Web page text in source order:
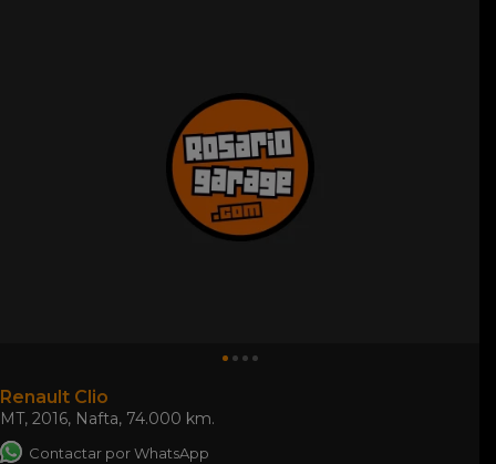
Renault Clio
MT, 2016, Nafta, 74.000 km.
Contactar por WhatsApp